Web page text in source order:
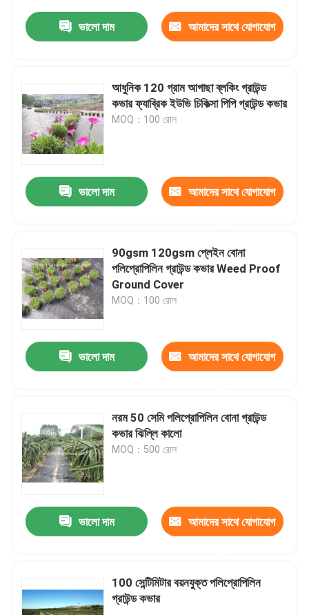
পণ্য
আমাদের সম্পর্কে
মান নিয়ন্ত্রণ
উদ্ধৃতির জন্য আবেদন
Russian website
চৌম্বকীয় জাল দরজার পর্দা
পিই শেড নেট
ভালো দাম আমাদের সাথে যোগাযোগ
আধুনিক 120 গ্রাম আগাছা ব্লকিং গ্রাউন্ড
কভার ফ্যাব্রিক ইউভি চিকিত্সা পিপি গ্রাউন্ড কভার
MOQ：100 রোল
ভালো দাম আমাদের সাথে যোগাযোগ
90gsm 120gsm প্লেইন বোনা
পলিপ্রোপিলিন গ্রাউন্ড কভার Weed Proof
Ground Cover
MOQ：100 রোল
ভালো দাম আমাদের সাথে যোগাযোগ
নরম 50 সেমি পলিপ্রোপিলিন বোনা গ্রাউন্ড
কভার ঝিল্লি কালো
MOQ：500 রোল
ভালো দাম আমাদের সাথে যোগাযোগ
100 সেন্টিমিটার বয়নযুক্ত পলিপ্রোপিলিন
গ্রাউন্ড কভার